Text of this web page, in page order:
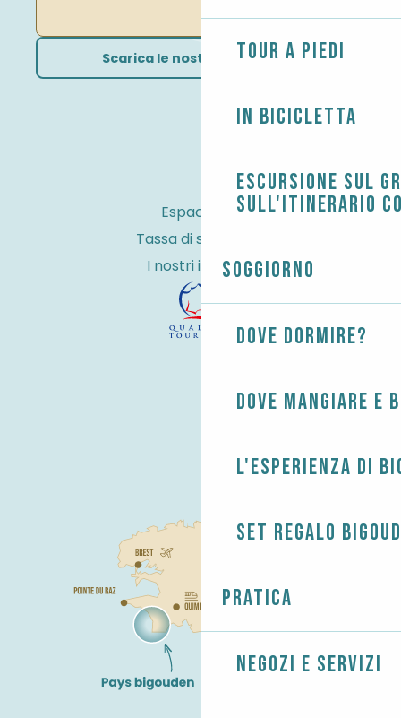
Tour a piedi
In bicicletta
Escursione sul
sull'itinerario
Soggiorno
Dove dormire?
Dove mangiare e
L'esperienza di
Set regalo
Pratica
Negozi e servizi
Scarica le nostre brochure
Espace Pro
Tassa di soggiorno
I nostri impegni